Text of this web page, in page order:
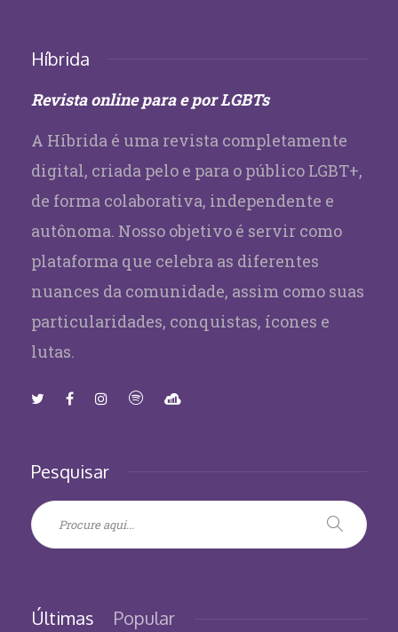
Híbrida
Revista online para e por LGBTs
A Híbrida é uma revista completamente
digital, criada pelo e para o público LGBT+,
de forma colaborativa, independente e
autônoma. Nosso objetivo é servir como
plataforma que celebra as diferentes
nuances da comunidade, assim como suas
particularidades, conquistas, ícones e
lutas.
Pesquisar
Últimas Popular